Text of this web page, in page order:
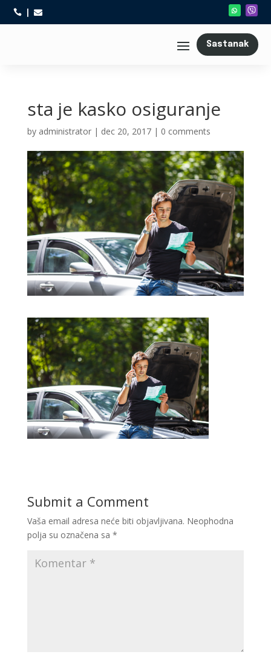
 
Sastanak
sta je kasko osiguranje
by administrator| dec 20, 2017| 0 comments
Submit a Comment
Vaša email adresa neće biti objavljivana. Neophodna
polja su označena sa *